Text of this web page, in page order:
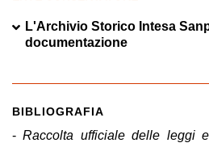
L'Archivio Storico Intesa
documentazione
BIBLIOGRAFIA
-Raccolta ufficiale delle leggi